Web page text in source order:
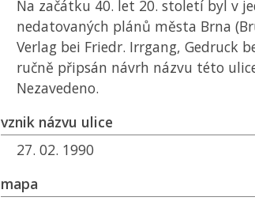
Na začátku 40. let 20. století byl v
nedatovaných plánů města Brna
Verlag bei Friedr. Irrgang, Gedruck
ručně připsán návrh názvu této
Nezavedeno.
vznik názvu ulice
27. 02. 1990
mapa